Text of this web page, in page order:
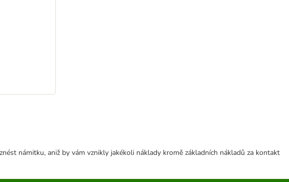
námitku, aniž by vám vznikly jakékoli náklady kromě základních nákladů za kontakt